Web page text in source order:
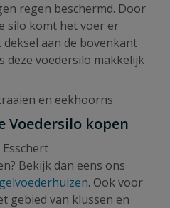
regen beschermd. Door
silo komt het voer er
aan de bovenkant
deze voedersilo makkelijk
en eekhoorns
Voedersilo kopen
Bekijk dan eens ons
. Ook voor
gebied van klussen en